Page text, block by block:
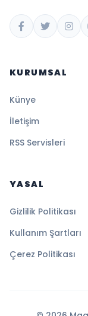
KURUMSAL
Künye
İletişim
RSS Servisleri
YASAL
Gizlilik Politikası
Kullanım Şartları
Çerez Politikası